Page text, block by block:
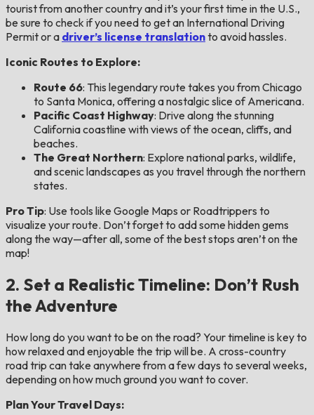
tourist from another country and it’s your first time in the U.S.,
be sure to check if you need to get an International Driving
Permit or a driver’s license translationto avoid hassles.
Iconic Routes to Explore:
Route 66: This legendary route takes you from Chicago
to Santa Monica, offering a nostalgic slice of Americana.
Pacific Coast Highway: Drive along the stunning
California coastline with views of the ocean, cliffs, and
beaches.
The Great Northern: Explore national parks, wildlife,
and scenic landscapes as you travel through the northern
states.
Pro Tip: Use tools like Google Maps or Roadtrippers to
visualize your route. Don’t forget to add some hidden gems
along the way—after all, some of the best stops aren’t on the
map!
2. Set a Realistic Timeline: Don’t Rush
the Adventure
How long do you want to be on the road? Your timeline is key to
how relaxed and enjoyable the trip will be. A cross-country
road trip can take anywhere from a few days to several weeks,
depending on how much ground you want to cover.
Plan Your Travel Days: